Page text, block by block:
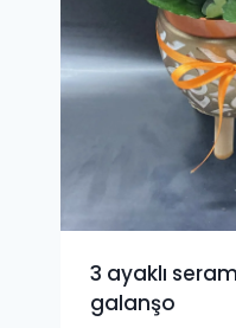
3 ayaklı
galanşo